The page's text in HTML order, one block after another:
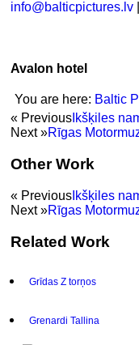
info@balticpictures.lv
Avalon hotel
You are here: Baltic
« Previous Ikšķiles
Next »Rīgas
Other Work
« Previous Ikšķiles
Next »Rīgas
Related Work
Grīdas Z torņos
Grenardi Tallina